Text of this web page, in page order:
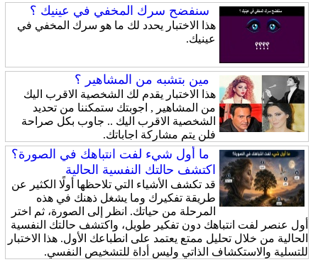
سنفضح سرك المخفي في عينيك ؟
هذا الاختبار يحدد لك ما هو سرك المخفي في
عينيك.
مين بتشبه من المشاهير ؟
هذا الاختبار يقدم لك الشخصية الاقرب اليك
من المشاهير , اجوبتك ستمكننا من تحديد
الشخصية الاقرب اليك .. جاوب بكل صراحة
فلن يتم مشاركة اجاباتك.
ما أول شيء لفت انتباهك في الصورة؟
اكتشف حالتك النفسية الحالية
قد تكشف الأشياء التي تلاحظها أولًا الكثير عن
طريقة تفكيرك وما يشغل ذهنك في هذه
المرحلة من حياتك. انظر إلى الصورة، ثم اختر
أول عنصر لفت انتباهك دون تفكير طويل، واكتشف حالتك النفسية
الحالية من خلال تحليل ممتع يعتمد على انطباعك الأول. هذا الاختبار
للتسلية والاستكشاف الذاتي وليس أداة للتشخيص النفسي.